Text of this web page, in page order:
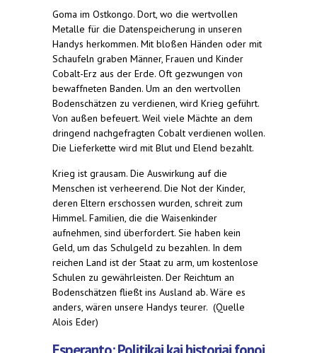
Goma im Ostkongo. Dort, wo die wertvollen
Metalle für die Datenspeicherung in unseren
Handys herkommen. Mit bloßen Händen oder mit
Schaufeln graben Männer, Frauen und Kinder
Cobalt-Erz aus der Erde. Oft gezwungen von
bewaffneten Banden. Um an den wertvollen
Bodenschätzen zu verdienen, wird Krieg geführt.
Von außen befeuert. Weil viele Mächte an dem
dringend nachgefragten Cobalt verdienen wollen.
Die Lieferkette wird mit Blut und Elend bezahlt.
Krieg ist grausam. Die Auswirkung auf die
Menschen ist verheerend. Die Not der Kinder,
deren Eltern erschossen wurden, schreit zum
Himmel. Familien, die die Waisenkinder
aufnehmen, sind überfordert. Sie haben kein
Geld, um das Schulgeld zu bezahlen. In dem
reichen Land ist der Staat zu arm, um kostenlose
Schulen zu gewährleisten. Der Reichtum an
Bodenschätzen fließt ins Ausland ab. Wäre es
anders, wären unsere Handys teurer. (Quelle
Alois Eder)